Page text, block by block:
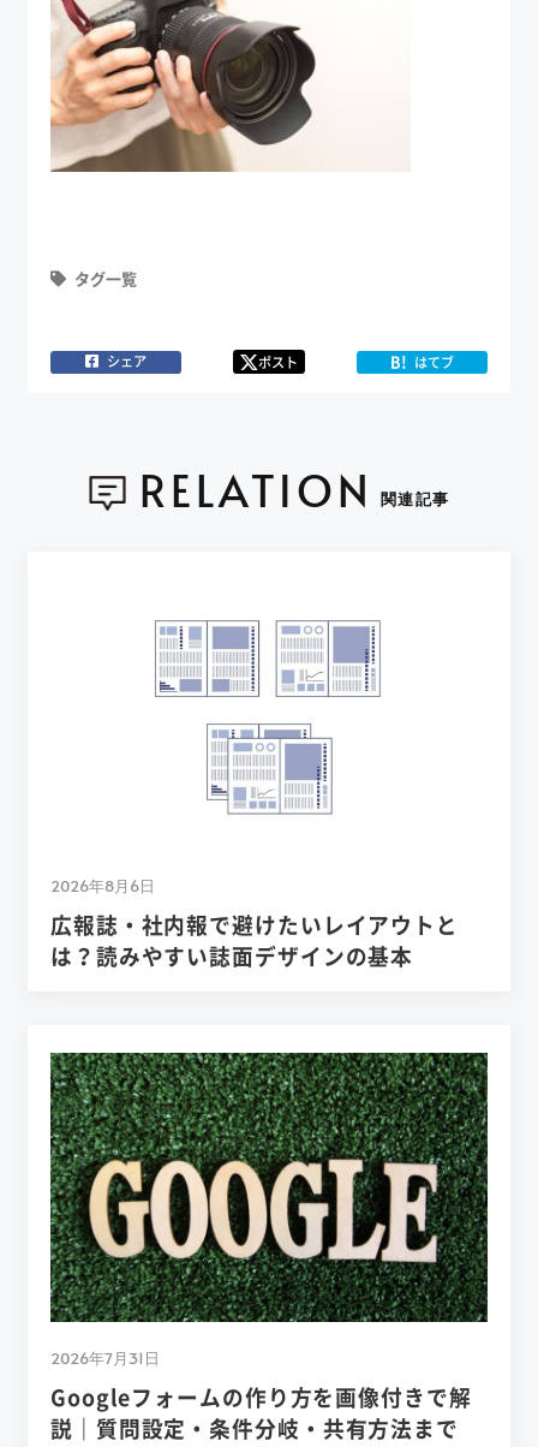
タグ一覧
シェア ポスト B! はてブ
RELATION 関連記事
2026年8月6日
広報誌・社内報で避けたいレイアウトと
は？読みやすい誌面デザインの基本
2026年7月31日
Googleフォームの作り方を画像付きで解
説｜質問設定・条件分岐・共有方法まで